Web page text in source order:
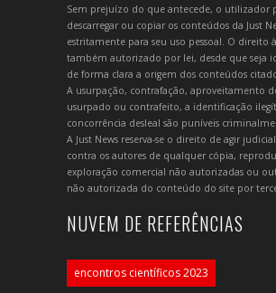
Sem prejuízo do que antecede, o utilizador
descarregar ou copiar os conteúdos da Just
estritamente para seu uso pessoal. O direito
também autorizado por lei, desde que seja
de forma clara a origem dos conteúdos
A usurpação, contrafação, aproveitamento
usurpado ou contrafeito, a identificação
concorrência desleal são puníveis
A Just News reserva-se o direito de agir
contra os autores de qualquer cópia,
exploração comercial não autorizadas ou
não autorizada do conteúdo do site por
NUVEM DE REFERÊNCIAS
encontros científicos 2023